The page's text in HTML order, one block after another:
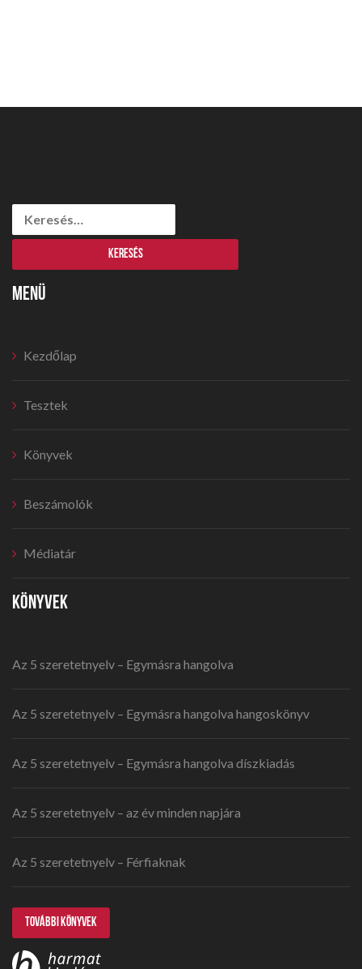
Keresés:
MENÜ
Kezdőlap
Tesztek
Könyvek
Beszámolók
Médiatár
KÖNYVEK
Az 5 szeretetnyelv – Egymásra hangolva
Az 5 szeretetnyelv – Egymásra hangolva hangoskönyv
Az 5 szeretetnyelv – Egymásra hangolva díszkiadás
Az 5 szeretetnyelv – az év minden napjára
Az 5 szeretetnyelv – Férfiaknak
TOVÁBBI KÖNYVEK